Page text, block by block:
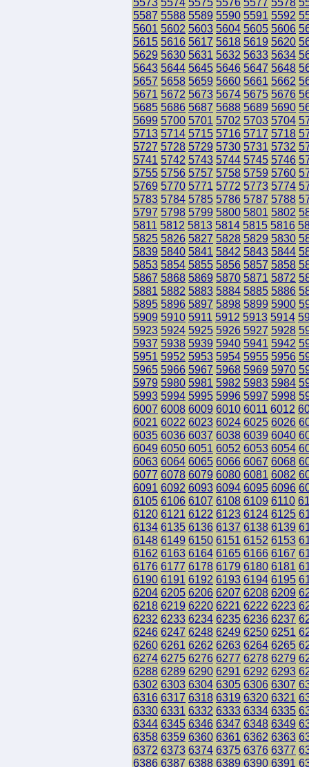
5587 5588 5589 5590 5591 5592
5601 5602 5603 5604 5605 5606
5615 5616 5617 5618 5619 5620
5629 5630 5631 5632 5633 5634
5643 5644 5645 5646 5647 5648
5657 5658 5659 5660 5661 5662
5671 5672 5673 5674 5675 5676
5685 5686 5687 5688 5689 5690
5699 5700 5701 5702 5703 5704
5713 5714 5715 5716 5717 5718
5727 5728 5729 5730 5731 5732
5741 5742 5743 5744 5745 5746
5755 5756 5757 5758 5759 5760
5769 5770 5771 5772 5773 5774
5783 5784 5785 5786 5787 5788
5797 5798 5799 5800 5801 5802
5811 5812 5813 5814 5815 5816
5825 5826 5827 5828 5829 5830
5839 5840 5841 5842 5843 5844
5853 5854 5855 5856 5857 5858
5867 5868 5869 5870 5871 5872
5881 5882 5883 5884 5885 5886
5895 5896 5897 5898 5899 5900
5909 5910 5911 5912 5913 5914
5923 5924 5925 5926 5927 5928
5937 5938 5939 5940 5941 5942
5951 5952 5953 5954 5955 5956
5965 5966 5967 5968 5969 5970
5979 5980 5981 5982 5983 5984
5993 5994 5995 5996 5997 5998
6007 6008 6009 6010 6011 6012
6021 6022 6023 6024 6025 6026
6035 6036 6037 6038 6039 6040
6049 6050 6051 6052 6053 6054
6063 6064 6065 6066 6067 6068
6077 6078 6079 6080 6081 6082
6091 6092 6093 6094 6095 6096
6105 6106 6107 6108 6109 6110
6120 6121 6122 6123 6124 6125
6134 6135 6136 6137 6138 6139
6148 6149 6150 6151 6152 6153
6162 6163 6164 6165 6166 6167
6176 6177 6178 6179 6180 6181
6190 6191 6192 6193 6194 6195
6204 6205 6206 6207 6208 6209
6218 6219 6220 6221 6222 6223
6232 6233 6234 6235 6236 6237
6246 6247 6248 6249 6250 6251
6260 6261 6262 6263 6264 6265
6274 6275 6276 6277 6278 6279
6288 6289 6290 6291 6292 6293
6302 6303 6304 6305 6306 6307
6316 6317 6318 6319 6320 6321
6330 6331 6332 6333 6334 6335
6344 6345 6346 6347 6348 6349
6358 6359 6360 6361 6362 6363
6372 6373 6374 6375 6376 6377
6386 6387 6388 6389 6390 6391